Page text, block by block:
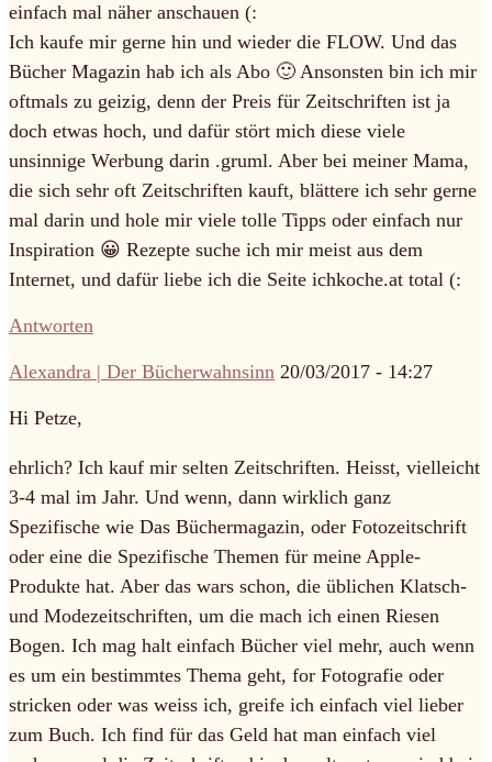
einfach mal näher anschauen (:
Ich kaufe mir gerne hin und wieder die FLOW. Und das
Bücher Magazin hab ich als Abo 🙂 Ansonsten bin ich mir
oftmals zu geizig, denn der Preis für Zeitschriften ist ja
doch etwas hoch, und dafür stört mich diese viele
unsinnige Werbung darin .gruml. Aber bei meiner Mama,
die sich sehr oft Zeitschriften kauft, blättere ich sehr gerne
mal darin und hole mir viele tolle Tipps oder einfach nur
Inspiration 😀 Rezepte suche ich mir meist aus dem
Internet, und dafür liebe ich die Seite ichkoche.at total (:
Antworten
Alexandra | Der Bücherwahnsinn 20/03/2017 - 14:27
Hi Petze,
ehrlich? Ich kauf mir selten Zeitschriften. Heisst, vielleicht
3-4 mal im Jahr. Und wenn, dann wirklich ganz
Spezifische wie Das Büchermagazin, oder Fotozeitschrift
oder eine die Spezifische Themen für meine Apple-
Produkte hat. Aber das wars schon, die üblichen Klatsch-
und Modezeitschriften, um die mach ich einen Riesen
Bogen. Ich mag halt einfach Bücher viel mehr, auch wenn
es um ein bestimmtes Thema geht, for Fotografie oder
stricken oder was weiss ich, greife ich einfach viel lieber
zum Buch. Ich find für das Geld hat man einfach viel